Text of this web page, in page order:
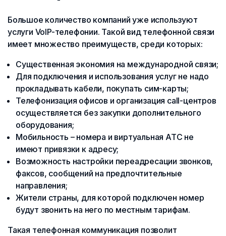
Большое количество компаний уже используют
услуги VoIP-телефонии. Такой вид телефонной связи
имеет множество преимуществ, среди которых:
Существенная экономия на международной связи;
Для подключения и использования услуг не надо
прокладывать кабели, покупать сим-карты;
Телефонизация офисов и организация call-центров
осуществляется без закупки дополнительного
оборудования;
Мобильность – номера и виртуальная АТС не
имеют привязки к адресу;
Возможность настройки переадресации звонков,
факсов, сообщений на предпочтительные
направления;
Жители страны, для которой подключен номер
будут звонить на него по местным тарифам.
Такая телефонная коммуникация позволит